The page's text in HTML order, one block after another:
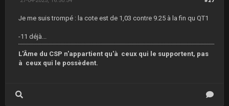
Je me suis trompé : la cote est de 1,03 contre 9.25 à la fin qu QT1
-11 déjà...
L'Âme du CSP n'appartient qu'à ceux qui le supportent, pas
à ceux qui le possèdent.